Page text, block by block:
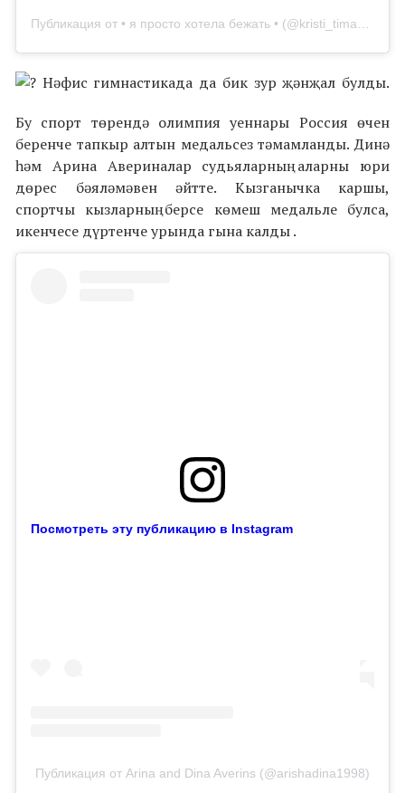
Нәфис гимнастикада да бик зур җәнҗал булды.
Бу спорт төрендә олимпия уеннары Россия өчен
беренче тапкыр алтын медальсез тәмамланды. Динә
һәм Арина Авериналар судьяларның аларны юри
дөрес бәяләмәвен әйтте. Кызганычка каршы,
спортчы кызларның берсе көмеш медальле булса,
икенчесе дүртенче урында гына калды .
Посмотреть эту публикацию в Instagram
Публикация от Arina and Dina Averins️️️️️ (@arishadina1998)